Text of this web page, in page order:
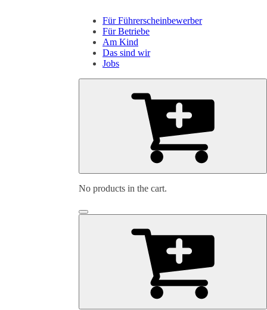
Für Führerscheinbewerber
Für Betriebe
Am Kind
Das sind wir
Jobs
No products in the cart.